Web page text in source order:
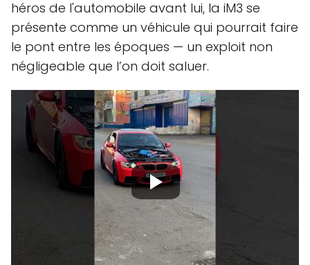
héros de l'automobile avant lui, la iM3 se
présente comme un véhicule qui pourrait faire
le pont entre les époques — un exploit non
négligeable que l’on doit saluer.